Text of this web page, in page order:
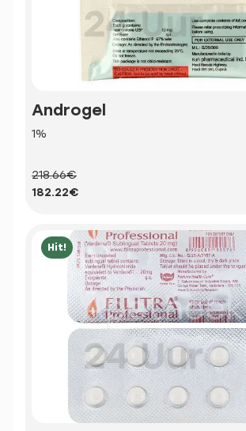
Androgel
1%
218.66€
182.22€
Hit!